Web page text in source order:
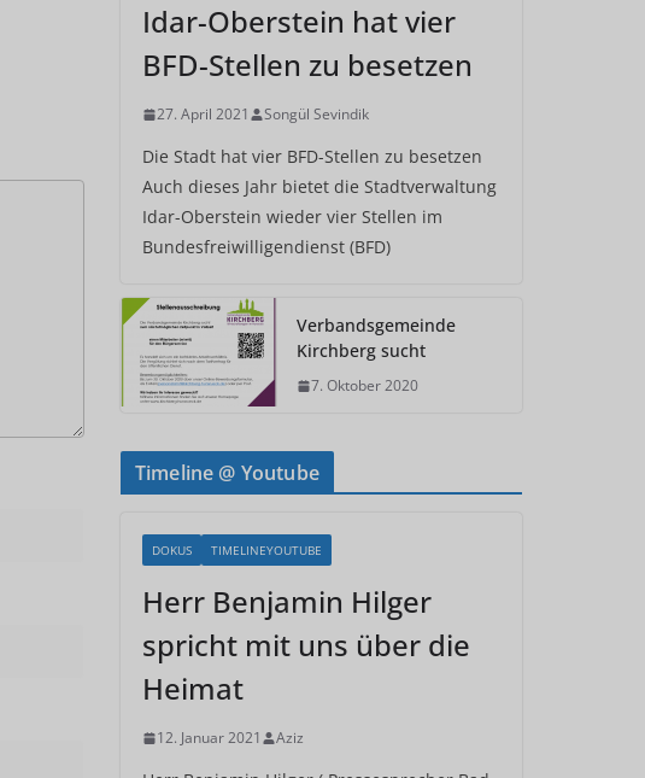
Idar-Oberstein hat vier
BFD-Stellen zu besetzen
27. April 2021 Songül Sevindik
Die Stadt hat vier BFD-Stellen zu besetzen
Auch dieses Jahr bietet die Stadtverwaltung
Idar-Oberstein wieder vier Stellen im
Bundesfreiwilligendienst (BFD)
Verbandsgemeinde
Kirchberg sucht
7. Oktober 2020
Timeline @ Youtube
DOKUS TIMELINEYOUTUBE
Herr Benjamin Hilger
spricht mit uns über die
Heimat
12. Januar 2021 Aziz